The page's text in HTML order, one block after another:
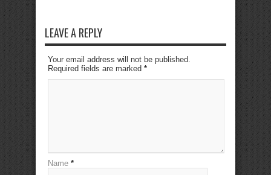
LEAVE A REPLY
Your email address will not be published.
Required fields are marked *
Name *